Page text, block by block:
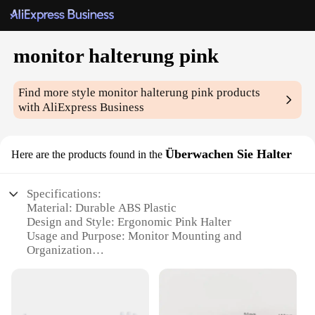
monitor halterung pink
Find more stylemonitor halterung pink products
with AliExpress Business
Here are the products found in the Überwachen Sie Halter
Specifications:
Material: Durable ABS Plastic
Design and Style: Ergonomic Pink Halter
Usage and Purpose: Monitor Mounting and
Organization